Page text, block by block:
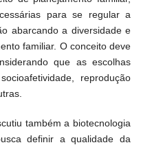
para se regular a
abarcando a diversidade e
familiar. O conceito deve
que as escolhas
reprodução
também a biotecnologia
definir a qualidade da